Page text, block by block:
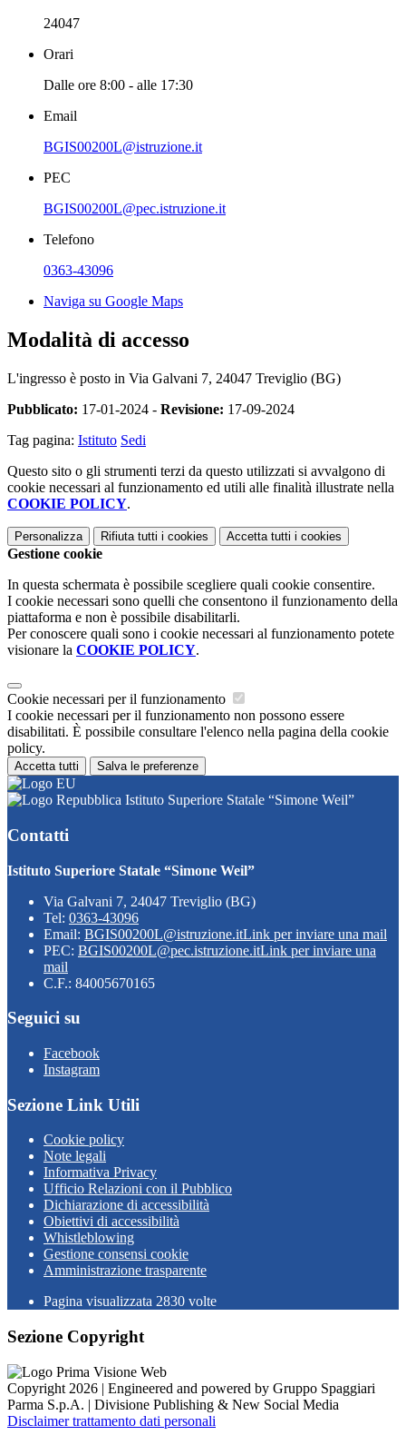
24047
Orari
Dalle ore 8:00 - alle 17:30
Email
BGIS00200L@istruzione.it
PEC
BGIS00200L@pec.istruzione.it
Telefono
0363-43096
Naviga su Google Maps
Modalità di accesso
L'ingresso è posto in Via Galvani 7, 24047 Treviglio (BG)
Pubblicato: 17-01-2024 - Revisione: 17-09-2024
Tag pagina: Istituto Sedi
Questo sito o gli strumenti terzi da questo utilizzati si avvalgono di
cookie necessari al funzionamento ed utili alle finalità illustrate nella
COOKIE POLICY.
Personalizza Rifiuta tutti i cookies Accetta tutti i cookies
Gestione cookie
In questa schermata è possibile scegliere quali cookie consentire.
I cookie necessari sono quelli che consentono il funzionamento della
piattaforma e non è possibile disabilitarli.
Per conoscere quali sono i cookie necessari al funzionamento potete
visionare la COOKIE POLICY.
Cookie necessari per il funzionamento
I cookie necessari per il funzionamento non possono essere
disabilitati. È possibile consultare l'elenco nella pagina della cookie
policy.
Accetta tutti Salva le preferenze
Istituto Superiore Statale “Simone Weil”
Contatti
Istituto Superiore Statale “Simone Weil”
Via Galvani 7, 24047 Treviglio (BG)
Tel: 0363-43096
Email: BGIS00200L@istruzione.itLink per inviare una mail
PEC: BGIS00200L@pec.istruzione.itLink per inviare una
mail
C.F.: 84005670165
Seguici su
Facebook
Instagram
Sezione Link Utili
Cookie policy
Note legali
Informativa Privacy
Ufficio Relazioni con il Pubblico
Dichiarazione di accessibilità
Obiettivi di accessibilità
Whistleblowing
Gestione consensi cookie
Amministrazione trasparente
Pagina visualizzata 2830 volte
Sezione Copyright
Copyright 2026 | Engineered and powered by Gruppo Spaggiari
Parma S.p.A. | Divisione Publishing & New Social Media
Disclaimer trattamento dati personali